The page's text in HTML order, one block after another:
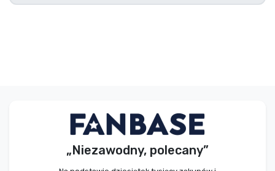
„Niezawodny, polecany”